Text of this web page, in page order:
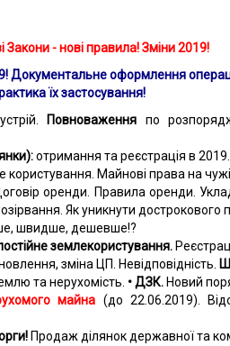
- нові правила! Зміни 2019!
Документальне оформлення
їх застосування!
Повноваження по
отримання та реєстрація в 2019.
Майнові права на чужі
оренди. Правила оренди.
Як уникнути дострокового
швидше, дешевше!?
землекористування.
зміна ЦП. Невідповідність.
та нерухомість. • ДЗК. Новий
майна (до 22.06.2019).
Продаж ділянок державної та